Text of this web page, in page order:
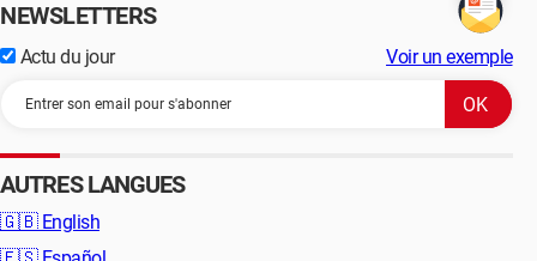
NEWSLETTERS
Actu du jour Voir un exemple
AUTRES LANGUES
🇬🇧 English